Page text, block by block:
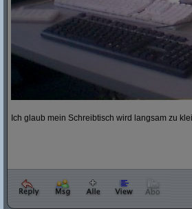
Ich glaub mein Schreibtisch wird langsam zu